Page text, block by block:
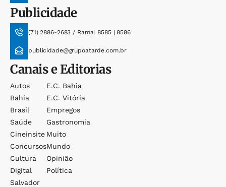
Publicidade
(71) 2886-2683 / Ramal 8585 | 8586
publicidade@grupoatarde.com.br
Canais e Editorias
Autos
Bahia
Brasil
Saúde
Cineinsite
Concursos
Cultura
Digital
Salvador
E.c. Bahia
E.c. Vitória
Empregos
Gastronomia
Muito
Mundo
Opinião
Política